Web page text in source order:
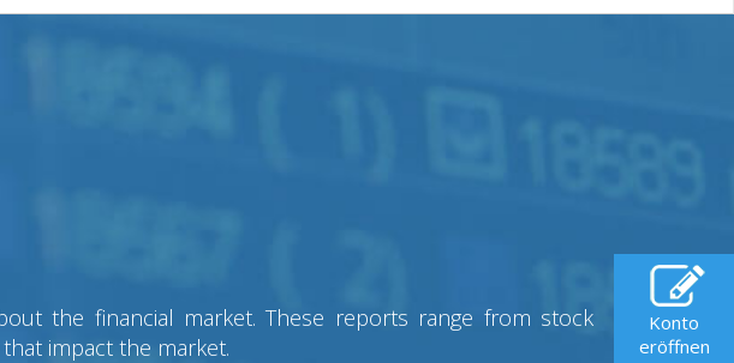
the financial market. These reports range from stock
impact the market.
Konto
eröffnen